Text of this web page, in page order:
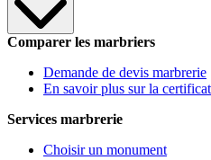
Comparer les marbriers
Demande de devis marbrerie
En savoir plus sur la
Services marbrerie
Choisir un monument